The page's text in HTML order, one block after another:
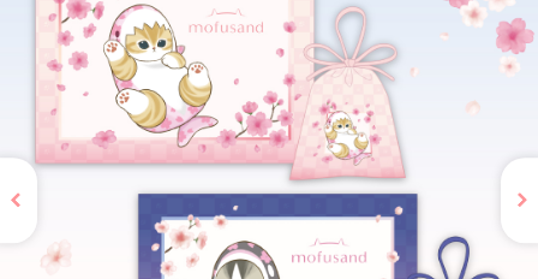
PRIZE 公式 X
PRIZE 公式 Instagram
CAPSULE TOY 公式 X